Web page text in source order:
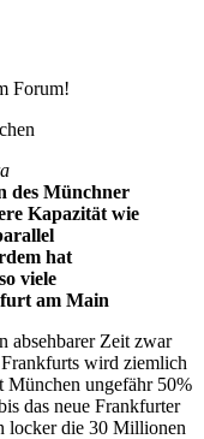
Forum!
des Münchner
Kapazität wie
hat
viele
am Main
absehbarer Zeit zwar
wird ziemlich
München ungefähr 50%
das neue Frankfurter
locker die 30 Millionen